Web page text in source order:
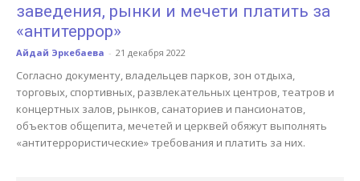
заведения, рынки и мечети платить за
«антитеррор»
Айдай Эркебаева - 21 декабря 2022
Согласно документу, владельцев парков, зон отдыха,
торговых, спортивных, развлекательных центров, театров и
концертных залов, рынков, санаториев и пансионатов,
объектов общепита, мечетей и церквей обяжут выполнять
«антитеррористические» требования и платить за них.